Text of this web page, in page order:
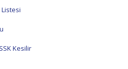
Listesi
Kesilir